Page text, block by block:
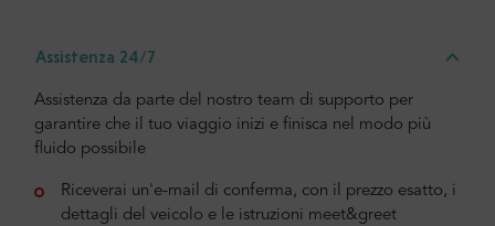
Assistenza 24/7
Assistenza da parte del nostro team di supporto per
garantire che il tuo viaggio inizi e finisca nel modo più
fluido possibile
Riceverai un'e-mail di conferma, con il prezzo esatto, i
dettagli del veicolo e le istruzioni meet&greet